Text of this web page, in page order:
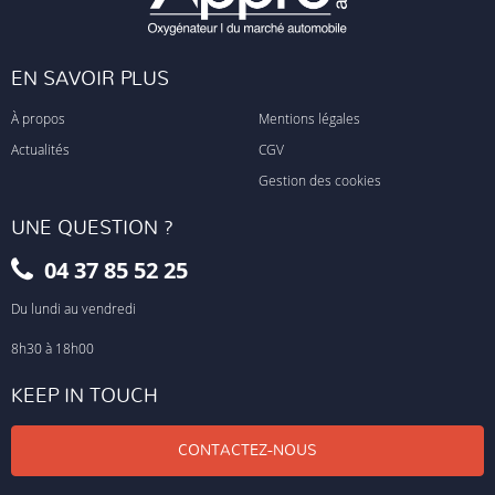
EN SAVOIR PLUS
À propos
Actualités
Mentions légales
CGV
Gestion des cookies
UNE QUESTION ?
04 37 85 52 25
Du lundi au vendredi
8h30 à 18h00
KEEP IN TOUCH
CONTACTEZ-NOUS